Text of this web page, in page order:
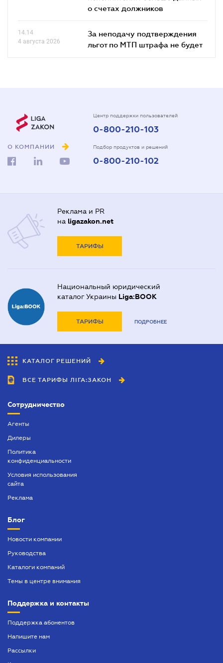
о счетах должников
14.14
4 августа 2026
За неподачу подтверждения
льгот по МТП штрафа не будет
О КОМПАНИИ
Центр поддержки пользователей
0-800-210-103
Подбор продуктов и решений
0-800-210-102
Реклама и PR
на ligazakon.net
ТАРИФЫ
Национальный юридический
каталог Украины Liga:BOOK
ТАРИФЫ ПОДРОБНЕЕ
КАТАЛОГ РЕШЕНИЙ
ВСЕ ТАРИФЫ ЛІГА:ЗАКОН
Сотрудничество
Агенты
Дилеры
Политика
конфиденциальности
Условия использования
сайта
Реклама
Блог
Новости компании
Руководства
Каталоги компаний
Темы в центре внимания
Поддержка и контакты
Поддержка абонентов
Напишите нам
Рассылки